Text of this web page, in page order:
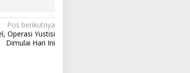
Pos berikutnya
Operasi Yustisi
Dimulai Hari Ini